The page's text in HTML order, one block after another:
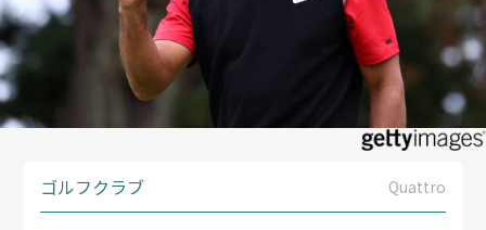
ゴルフクラブ Quattro